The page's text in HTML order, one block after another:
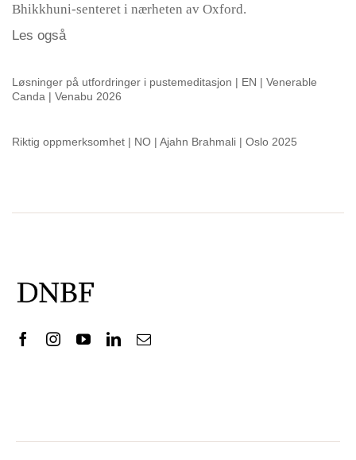
Bhikkhuni-senteret i nærheten av Oxford.
Les også
Løsninger på utfordringer i pustemeditasjon | EN | Venerable
Canda | Venabu 2026
Riktig oppmerksomhet | NO | Ajahn Brahmali | Oslo 2025